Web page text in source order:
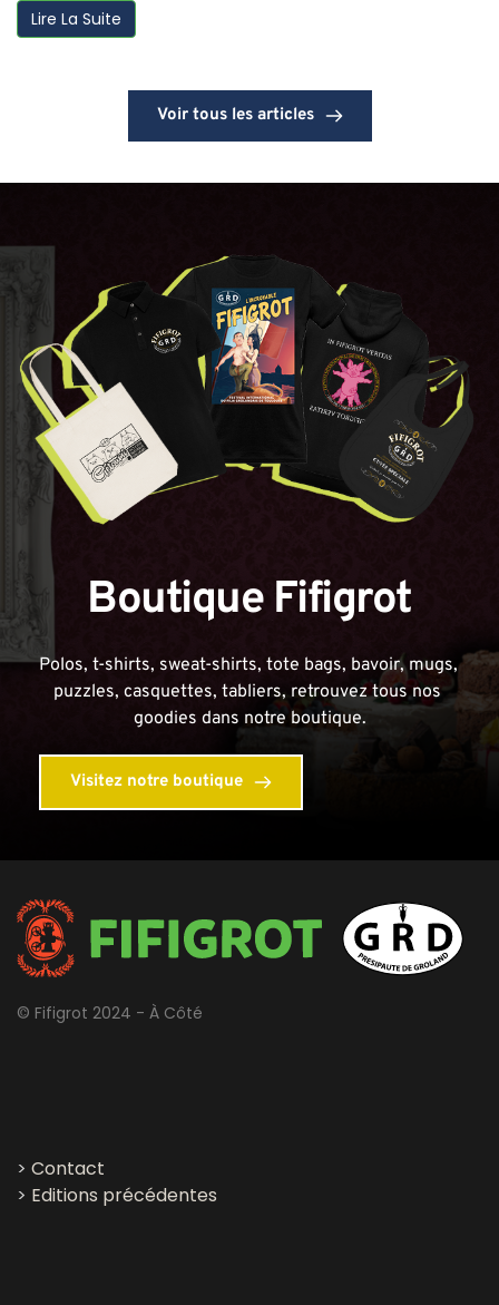
Lire La Suite
Voir tous les articles
Boutique Fifigrot
Polos, t-shirts, sweat-shirts, tote bags, bavoir, mugs,
puzzles, casquettes, tabliers, retrouvez tous nos
goodies dans notre boutique.
Visitez notre boutique
© Fifigrot 2024 - À Côté
> Contact
> Editions précédentes